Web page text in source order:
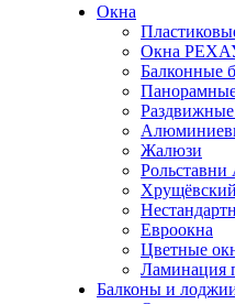
Окна
Окна
Балконные
Жалюзи
Евроокна
Цветные
Ламинация
Балконы и